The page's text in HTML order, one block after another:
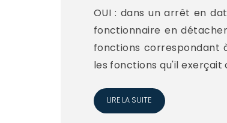
OUI : dans un arrêt en
fonctionnaire en
fonctions correspondant
les fonctions qu'il exerçait
LIRE LA SUITE